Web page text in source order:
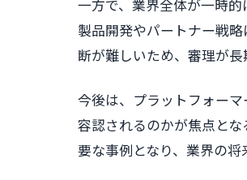
一方で、業界全体が一時的
製品開発やパートナー戦
断が難しいため、審理が
今後は、プラットフォー
容認されるのかが焦点と
要な事例となり、業界の将